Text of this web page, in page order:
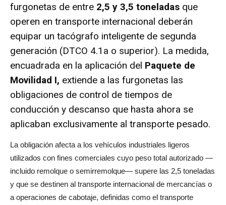
furgonetas de entre 2,5 y 3,5 toneladas que
operen en transporte internacional deberán
equipar un tacógrafo inteligente de segunda
generación (DTCO 4.1a o superior). La medida,
encuadrada en la aplicación del Paquete de
Movilidad I, extiende a las furgonetas las
obligaciones de control de tiempos de
conducción y descanso que hasta ahora se
aplicaban exclusivamente al transporte pesado.
La obligación afecta a los vehículos industriales ligeros
utilizados con fines comerciales cuyo peso total autorizado —
incluido remolque o semirremolque— supere las 2,5 toneladas
y que se destinen al transporte internacional de mercancías o
a operaciones de cabotaje, definidas como el transporte